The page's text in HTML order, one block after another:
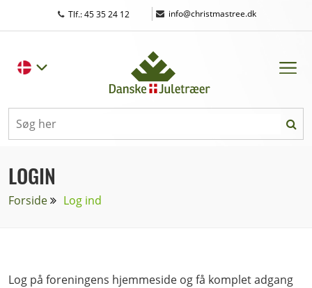
Tlf.: 45 35 24 12 | info@christmastree.dk
LOGIN
Forside Log ind
Log på foreningens hjemmeside og få komplet adgang